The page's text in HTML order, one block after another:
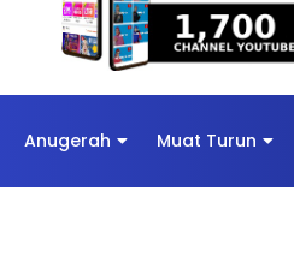
Anugerah Muat Turun